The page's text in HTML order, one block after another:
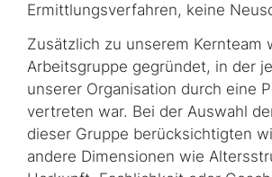
Ermittlungsverfahren, keine
Zusätzlich zu unserem Kernteam
Arbeitsgruppe gegründet, in der
unserer Organisation durch eine
vertreten war. Bei der Auswahl
dieser Gruppe berücksichtigten
andere Dimensionen wie